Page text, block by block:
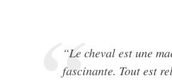
“Le cheval est une
fascinante. Tout est